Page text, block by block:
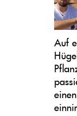
Auf